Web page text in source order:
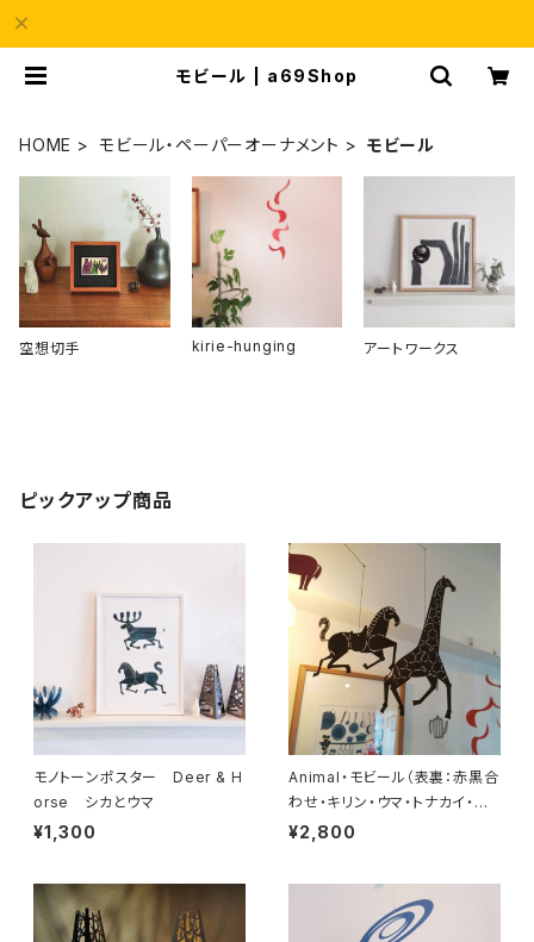
モビール | a69Shop
HOME モビール・ペーパーオーナメント モビール
空想切手 kirie-hunging アートワークス
ピックアップ商品
モノトーンポスター Deer & H
orse シカとウマ
¥1,300
Animal・モビール（表裏：赤黒合
わせ・キリン・ウマ・トナカイ・ラ
クダ・ロバ）
¥2,800